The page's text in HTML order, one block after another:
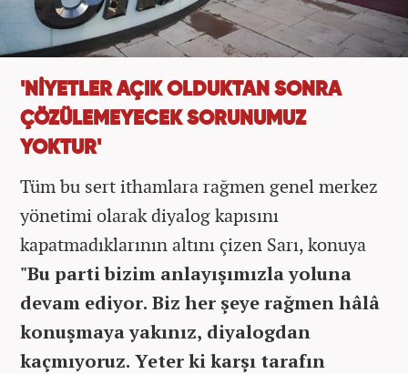
'NİYETLER AÇIK OLDUKTAN SONRA
ÇÖZÜLEMEYECEK SORUNUMUZ
YOKTUR'
Tüm bu sert ithamlara rağmen genel merkez
yönetimi olarak diyalog kapısını
kapatmadıklarının altını çizen Sarı, konuya
"Bu parti bizim anlayışımızla yoluna
devam ediyor. Biz her şeye rağmen hâlâ
konuşmaya yakınız, diyalogdan
kaçmıyoruz. Yeter ki karşı tarafın